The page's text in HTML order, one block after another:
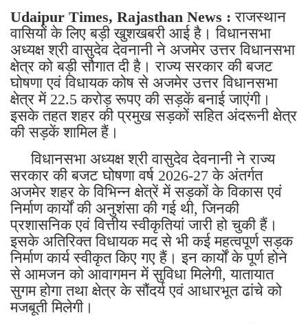
Udaipur Times, Rajasthan News :राजस्थान
वासियों के लिए बड़ी खुशखबरी आई है। विधानसभा
अध्यक्ष श्री वासुदेव देवनानी ने अजमेर उत्तर विधानसभा
क्षेत्र को बड़ी सौगात दी है। राज्य सरकार की बजट
घोषणा एवं विधायक कोष से अजमेर उत्तर विधानसभा
क्षेत्र में 22.5 करोड़ रूपए की सड़कें बनाई जाएंगी।
इसके तहत शहर की प्रमुख सड़कों सहित अंदरूनी क्षेत्र
की सड़कें शामिल हैं।
विधानसभा अध्यक्ष श्री वासुदेव देवनानी ने राज्य
सरकार की बजट घोषणा वर्ष 2026-27 के अंतर्गत
अजमेर शहर के विभिन्न क्षेत्रें में सड़कों के विकास एवं
निर्माण कार्यों की अनुशंसा की गई थी, जिनकी
प्रशासनिक एवं वित्तीय स्वीकृतियां जारी हो चुकी हैं।
इसके अतिरिक्त विधायक मद से भी कई महत्वपूर्ण सड़क
निर्माण कार्य स्वीकृत किए गए हैं। इन कार्यों के पूर्ण होने
से आमजन को आवागमन में सुविधा मिलेगी, यातायात
सुगम होगा तथा क्षेत्र के सौंदर्य एवं आधारभूत ढांचे को
मजबूती मिलेगी।